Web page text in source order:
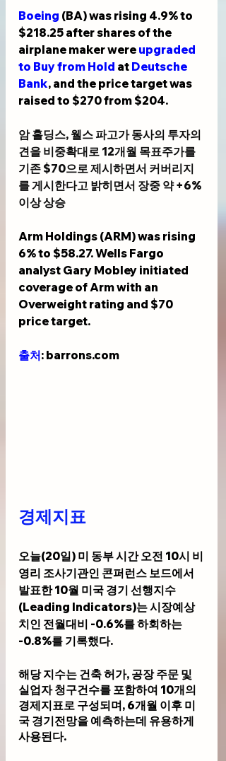
Boeing (BA) was rising 4.9% to
$218.25 after shares of the
airplane maker were upgraded
to Buy from Hold at Deutsche
Bank, and the price target was
raised to $270 from $204.
암 홀딩스, 웰스 파고가 동사의 투자의
견을 비중확대로 12개월 목표주가를
기존 $70으로 제시하면서 커버리지
를 게시한다고 밝히면서 장중 약 +6%
이상 상승
Arm Holdings (ARM) was rising
6% to $58.27. Wells Fargo
analyst Gary Mobley initiated
coverage of Arm with an
Overweight rating and $70
price target.
출처: barrons.com
경제지표
오늘(20일) 미 동부 시간 오전 10시 비
영리 조사기관인 콘퍼런스 보드에서
발표한 10월 미국 경기 선행지수
(Leading Indicators)는 시장예상
치인 전월대비 -0.6%를 하회하는
-0.8%를 기록했다.
해당 지수는 건축 허가, 공장 주문 및
실업자 청구건수를 포함하여 10개의
경제지표로 구성되며, 6개월 이후 미
국 경기전망을 예측하는데 유용하게
사용된다.